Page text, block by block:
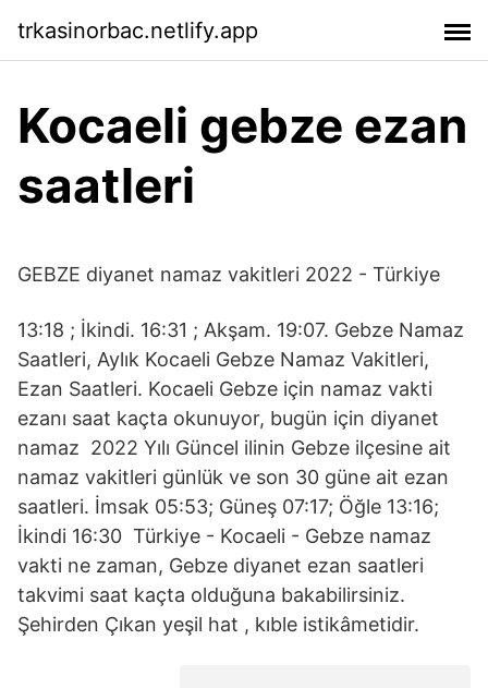
trkasinorbac.netlify.app
Kocaeli gebze ezan
saatleri
GEBZE diyanet namaz vakitleri 2022 - Türkiye
13:18 ; İkindi. 16:31 ; Akşam. 19:07. Gebze Namaz
Saatleri, Aylık Kocaeli Gebze Namaz Vakitleri,
Ezan Saatleri. Kocaeli Gebze için namaz vakti
ezanı saat kaçta okunuyor, bugün için diyanet
namaz 2022 Yılı Güncel ilinin Gebze ilçesine ait
namaz vakitleri günlük ve son 30 güne ait ezan
saatleri. İmsak 05:53; Güneş 07:17; Öğle 13:16;
İkindi 16:30 Türkiye - Kocaeli - Gebze namaz
vakti ne zaman, Gebze diyanet ezan saatleri
takvimi saat kaçta olduğuna bakabilirsiniz.
Şehirden Çıkan yeşil hat , kıble istikâmetidir.